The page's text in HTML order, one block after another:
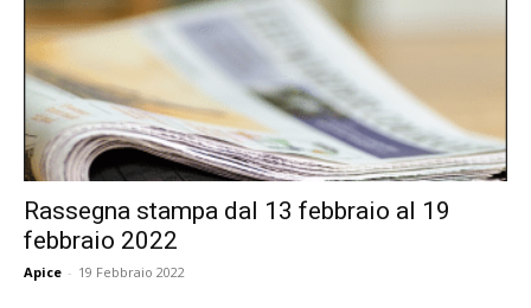
Rassegna stampa dal 13 febbraio al 19
febbraio 2022
Apice - 19 Febbraio 2022